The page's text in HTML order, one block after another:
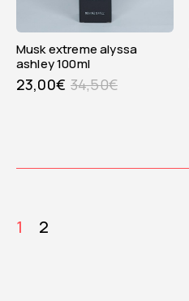
musk extreme alyssa
ashley 100ml
34,50€
23,00€
Paginazione
1 2